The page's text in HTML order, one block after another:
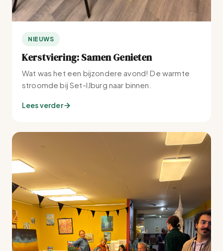
NIEUWS
Kerstviering: Samen Genieten
Wat was het een bijzondere avond! De warmte
stroomde bij Set-IJburg naar binnen.
Lees verder